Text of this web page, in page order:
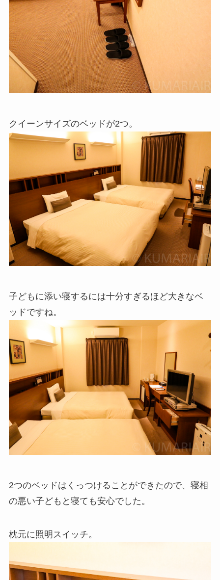
クイーンサイズのベッドが2つ。
子どもに添い寝するには十分すぎるほど大きなベ
ッドですね。
2つのベッドはくっつけることができたので、寝相
の悪い子どもと寝ても安心でした。
枕元に照明スイッチ。